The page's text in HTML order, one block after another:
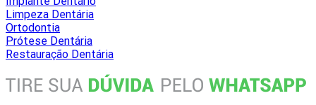
Limpeza Dentária
Ortodontia
Prótese Dentária
Restauração Dentária